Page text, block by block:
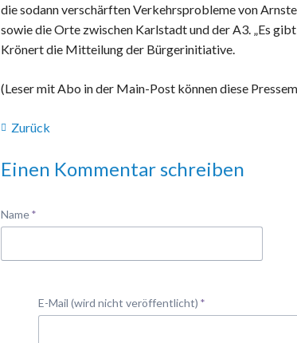
die sodann verschärften Verkehrsprobleme von
sowie die Orte zwischen Karlstadt und der A3. „Es
Krönert die Mitteilung der Bürgerinitiative.
(Leser mit Abo in der Main-Post können diese
Zurück
Einen Kommentar schreiben
Pflichtfeld
Name*
Pflichtfeld
E-Mail (wird nicht veröffentlicht) *